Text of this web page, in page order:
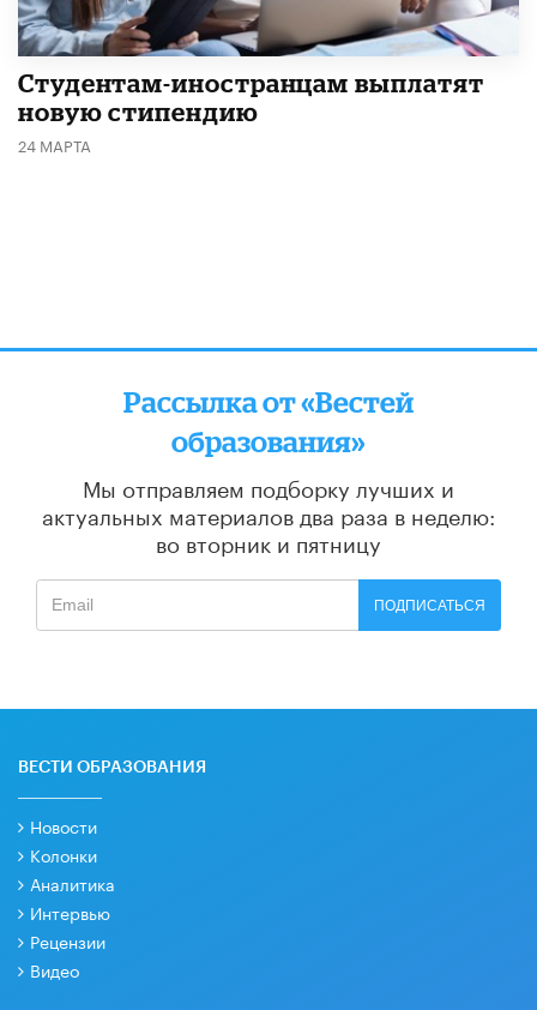
Студентам-иностранцам выплатят
новую стипендию
24 МАРТА
Рассылка от «Вестей
образования»
Мы отправляем подборку лучших и
актуальных материалов два раза в неделю:
во вторник и пятницу
ПОДПИСАТЬСЯ
ВЕСТИ ОБРАЗОВАНИЯ
Новости
Колонки
Аналитика
Интервью
Рецензии
Видео